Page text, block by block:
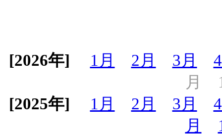
[2026年] 1月 2月 3月
月
[2025年]
1月 2月 3月
月